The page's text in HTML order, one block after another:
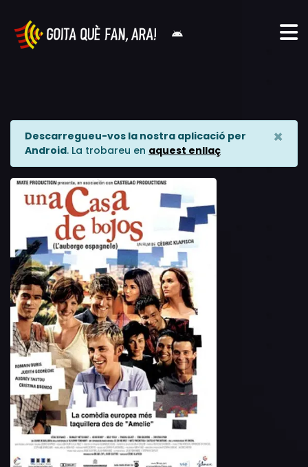
Descarregueu-vos la nostra aplicació per
Android. La trobareu en aquest enllaç
×